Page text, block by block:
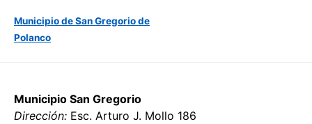
Municipio de San Gregorio de
Polanco
Municipio San Gregorio
Dirección: Esc. Arturo J. Mollo 186